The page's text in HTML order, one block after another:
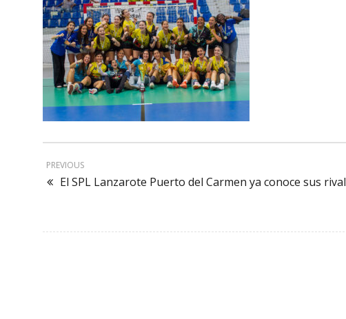
PREVIOUS
El SPL Lanzarote Puerto del Carmen ya conoce sus